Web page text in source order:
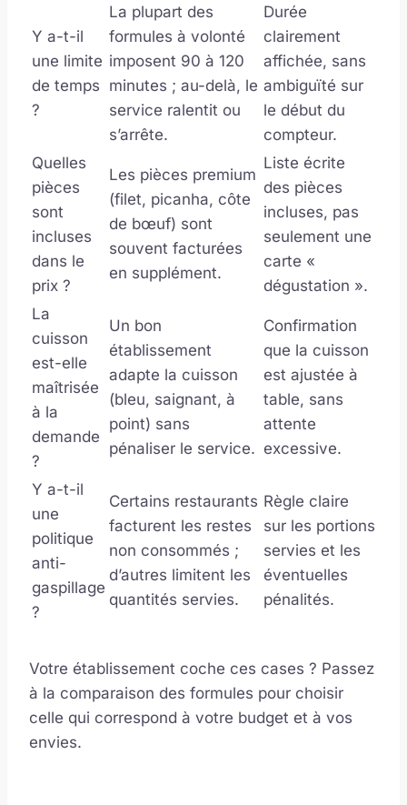
Y a-t-il
une limite
de temps
?
La plupart des
formules à volonté
imposent 90 à 120
minutes ; au-delà, le
service ralentit ou
s’arrête.
Durée
clairement
affichée, sans
ambiguïté sur
le début du
compteur.
Quelles
pièces
sont
incluses
dans le
prix ?
Les pièces premium
(filet, picanha, côte
de bœuf) sont
souvent facturées
en supplément.
Liste écrite
des pièces
incluses, pas
seulement une
carte «
dégustation ».
La
cuisson
est-elle
maîtrisée
à la
demande
?
Un bon
établissement
adapte la cuisson
(bleu, saignant, à
point) sans
pénaliser le service.
Confirmation
que la cuisson
est ajustée à
table, sans
attente
excessive.
Y a-t-il
une
politique
anti-
gaspillage
?
Certains restaurants
facturent les restes
non consommés ;
d’autres limitent les
quantités servies.
Règle claire
sur les portions
servies et les
éventuelles
pénalités.
Votre établissement coche ces cases ? Passez
à la comparaison des formules pour choisir
celle qui correspond à votre budget et à vos
envies.